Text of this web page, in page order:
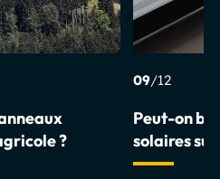
?
09/12
Peut-on
solaires